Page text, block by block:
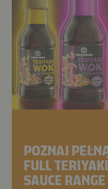
POZNAJ
FULL TERIYAKI
SAUCE RANGE